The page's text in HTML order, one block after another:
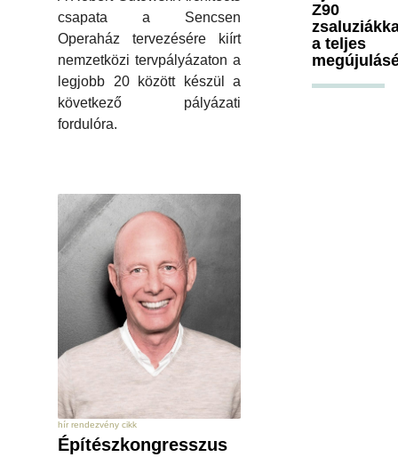
csapata a Sencsen
Operaház tervezésére kiírt
nemzetközi tervpályázaton a
legjobb 20 között készül a
következő pályázati
fordulóra.
hír rendezvény cikk
Építészkongresszus
Z90
a teljes